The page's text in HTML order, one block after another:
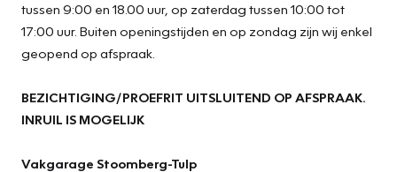
tussen 9:00 en 18.00 uur, op zaterdag tussen 10:00 tot
17:00 uur. Buiten openingstijden en op zondag zijn wij enkel
geopend op afspraak.
BEZICHTIGING/PROEFRIT UITSLUITEND OP AFSPRAAK.
INRUIL IS MOGELIJK
Vakgarage Stoomberg-Tulp